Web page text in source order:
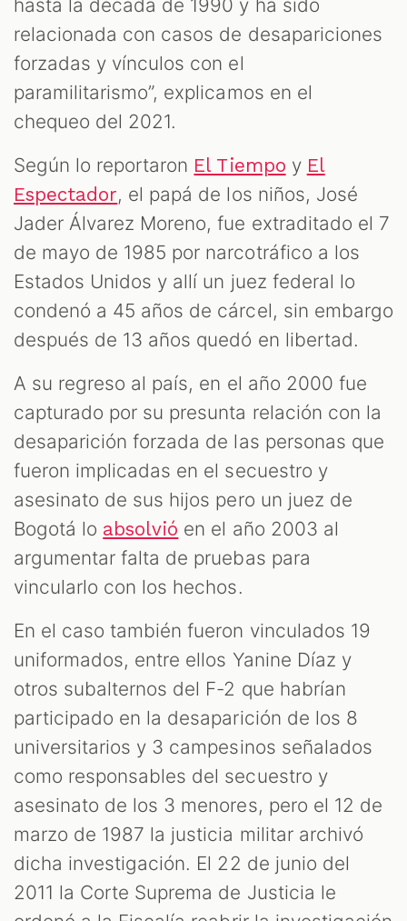
hasta la década de 1990 y ha sido
relacionada con casos de desapariciones
forzadas y vínculos con el
paramilitarismo”, explicamos en el
chequeo del 2021.
Según lo reportaron El Tiempo y El
Espectador, el papá de los niños, José
Jader Álvarez Moreno, fue extraditado el 7
de mayo de 1985 por narcotráfico a los
Estados Unidos y allí un juez federal lo
condenó a 45 años de cárcel, sin embargo
después de 13 años quedó en libertad.
A su regreso al país, en el año 2000 fue
capturado por su presunta relación con la
desaparición forzada de las personas que
fueron implicadas en el secuestro y
asesinato de sus hijos pero un juez de
Bogotá lo absolvió en el año 2003 al
argumentar falta de pruebas para
vincularlo con los hechos.
En el caso también fueron vinculados 19
uniformados, entre ellos Yanine Díaz y
otros subalternos del F-2 que habrían
participado en la desaparición de los 8
universitarios y 3 campesinos señalados
como responsables del secuestro y
asesinato de los 3 menores, pero el 12 de
marzo de 1987 la justicia militar archivó
dicha investigación. El 22 de junio del
2011 la Corte Suprema de Justicia le